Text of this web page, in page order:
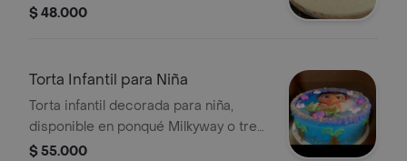
maracuyá.
$ 48.000
Torta Infantil para Niña
Torta infantil decorada para niña,
disponible en ponqué Milkyway o tres
leches, con relleno de arequipe.
$ 55.000